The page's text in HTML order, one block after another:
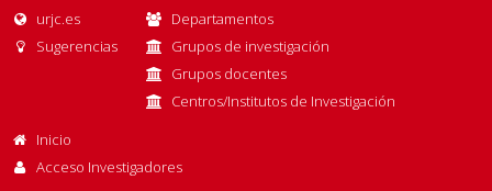
urjc.es
Sugerencias
Departamentos
Grupos de investigación
Grupos docentes
Centros/Institutos de Investigación
Inicio
Acceso Investigadores